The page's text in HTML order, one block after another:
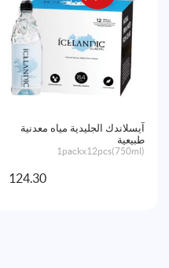
آيسلاندك الجليدية مياه معدنية
طبيعية
1packx12pcs(750ml)
124.30